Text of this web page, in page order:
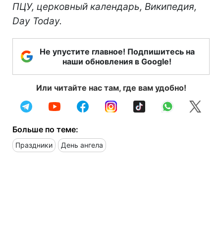
ПЦУ, церковный календарь, Википедия,
Day Today.
Не упустите главное! Подпишитесь на
наши обновления в Google!
Или читайте нас там, где вам удобно!
Больше по теме:
Праздники День ангела